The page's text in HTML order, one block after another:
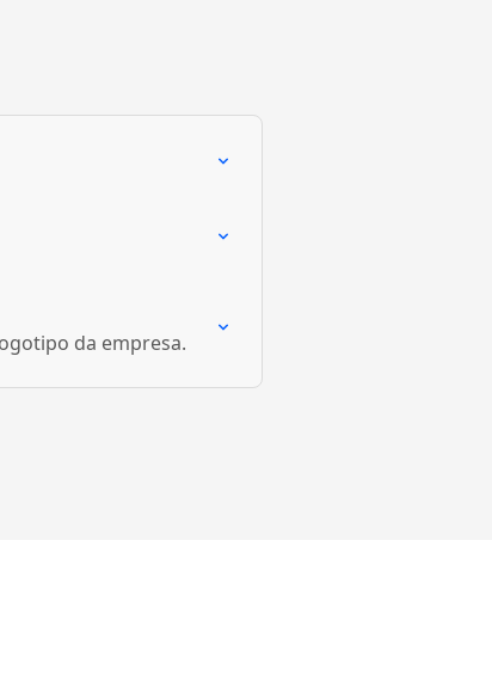
da empresa.